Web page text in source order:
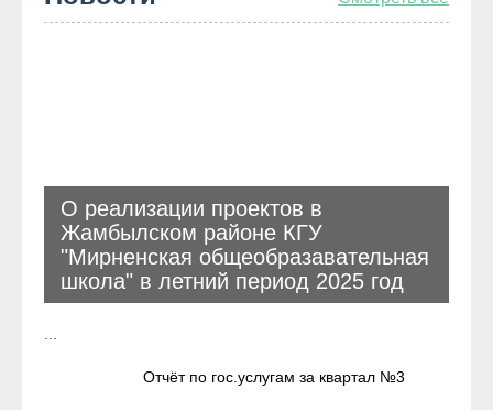
О реализации проектов в
Жамбылском районе КГУ
"Мирненская общеобразавательная
школа" в летний период 2025 год
Отчёт по гос.услугам за квартал №3